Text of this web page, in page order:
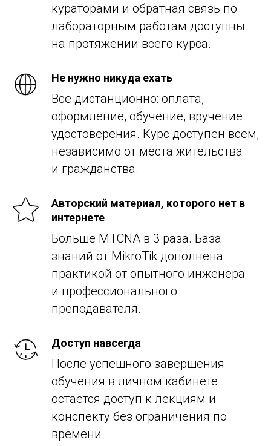
кураторами и обратная связь по
лабораторным работам доступны
на протяжении всего курса.
Не нужно никуда ехать
Все дистанционно: оплата,
оформление, обучение, вручение
удостоверения. Курс доступен всем,
независимо от места жительства
и гражданства.
Авторский материал, которого нет в
интернете
Больше MTCNA в 3 раза. База
знаний от MikroTik дополнена
практикой от опытного инженера
и профессионального
преподавателя.
Доступ навсегда
После успешного завершения
обучения в личном кабинете
остается доступ к лекциям и
конспекту без ограничения по
времени.